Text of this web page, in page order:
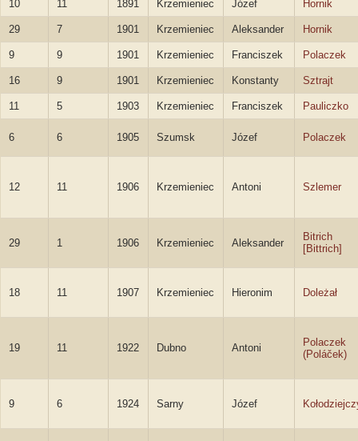
10 11 1891 Krzemieniec Józef Hornik
29 7 1901 Krzemieniec Aleksander Hornik
9 9 1901 Krzemieniec Franciszek Polaczek
16 9 1901 Krzemieniec Konstanty Sztrajt
11 5 1903 Krzemieniec Franciszek Pauliczko
6 6 1905 Szumsk Józef Polaczek
12 11 1906 Krzemieniec Antoni Szlemer
29 1 1906 Krzemieniec Aleksander
Bitrich
[Bittrich]
18 11 1907 Krzemieniec Hieronim Doleżał
19 11 1922 Dubno Antoni
Polaczek
(Poláček)
9 6 1924 Sarny Józef